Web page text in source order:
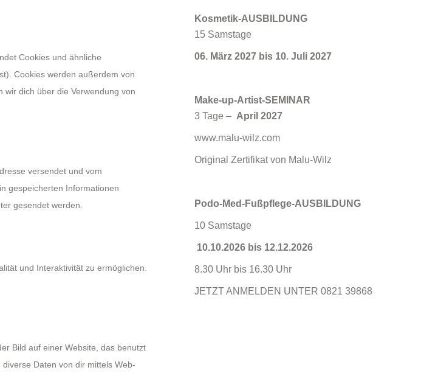
Cookies und ähnliche
Cookies werden außerdem von
dich über die Verwendung von
versendet und vom
gespeicherten Informationen
gesendet werden.
und Interaktivität zu ermöglichen.
Bild auf einer Website, das benutzt
Daten von dir mittels Web-
Kosmetik-AUSBILDUNG
15 Samstage
06. März 2027 bis 10. Juli 2027
Make-up-Artist-SEMINAR
3 Tage – April 2027
www.malu-wilz.com
Original Zertifikat von Malu-Wilz
Podo-Med-Fußpflege-AUSBILDUNG
10 Samstage
10.10.2026 bis 12.12.2026
8.30 Uhr bis 16.30 Uhr
JETZT ANMELDEN UNTER 0821 39868